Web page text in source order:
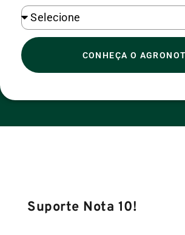
CONHEÇA O
Suporte Nota 10!